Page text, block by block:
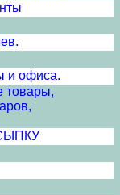
и офиса.
товары,